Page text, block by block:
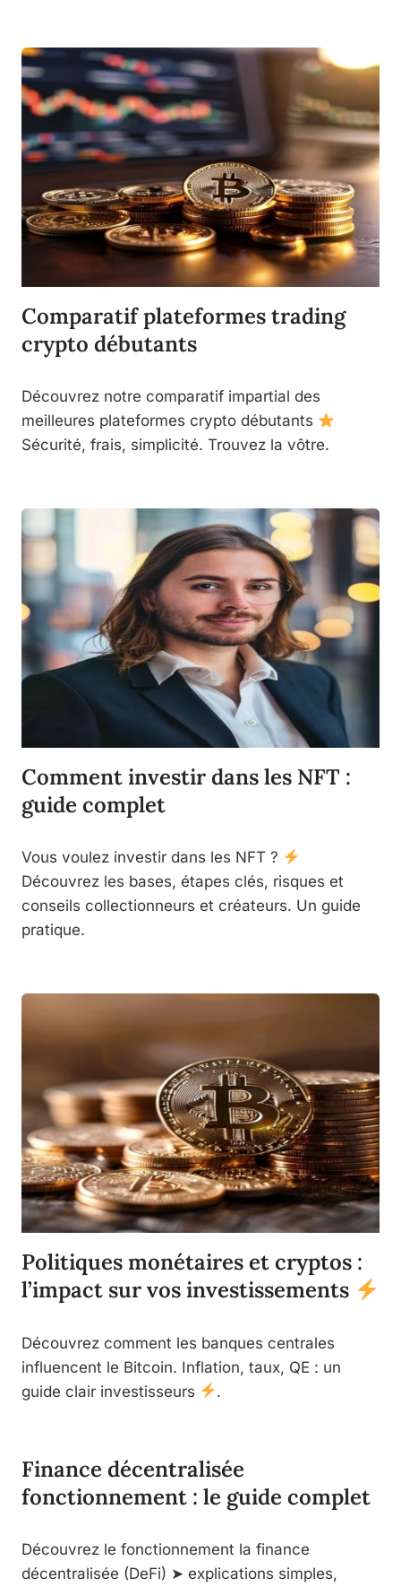
Comparatif plateformes trading
crypto débutants
Découvrez notre comparatif impartial des
meilleures plateformes crypto débutants
Sécurité, frais, simplicité. Trouvez la vôtre.
Comment investir dans les NFT :
guide complet
Vous voulez investir dans les NFT ?
Découvrez les bases, étapes clés, risques et
conseils collectionneurs et créateurs. Un guide
pratique.
Politiques monétaires et cryptos :
l’impact sur vos investissements
Découvrez comment les banques centrales
influencent le Bitcoin. Inflation, taux, QE : un
guide clair investisseurs
.
Finance décentralisée
fonctionnement : le guide complet
Découvrez le fonctionnement la finance
décentralisée (DeFi) ➤ explications simples,